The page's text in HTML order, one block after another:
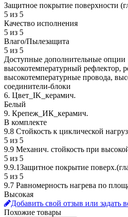
Защитное покрытие поверхности
5 из 5
Качество исполнения
5 из 5
Влаго/Пылезащита
5 из 5
Доступные дополнительные опции
высокотемпературный рефлектор,
высокотемпературные провода,
соединители-блоки
6. Цвет_IK_керамич.
Белый
9. Крепеж_ИК_керамич.
В комплекте
9.8 Стойкость к циклической
5 из 5
9.9 Механич. стойкость при
5 из 5
9.9.1Защитное покрытие
5 из 5
9.7 Равномерность нагрева по
Высокая
Добавить свой отзыв или задать
Похожие товары